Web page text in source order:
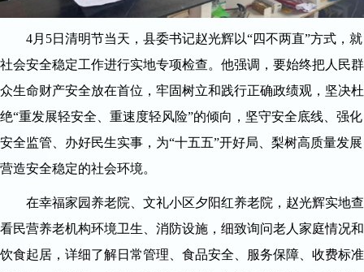
4月5日清明节当天，县委书记赵光辉以“四不两直”方式，就
社会安全稳定工作进行实地专项检查。他强调，要始终把人民群
众生命财产安全放在首位，牢固树立和践行正确政绩观，坚决杜
绝“重发展轻安全、重速度轻风险”的倾向，坚守安全底线、强化
安全监管、办好民生实事，为“十五五”开好局、梨树高质量发展
营造安全稳定的社会环境。
在幸福家园养老院、文礼小区夕阳红养老院，赵光辉实地查
看民营养老机构环境卫生、消防设施，细致询问老人家庭情况和
饮食起居，详细了解日常管理、食品安全、服务保障、收费标准